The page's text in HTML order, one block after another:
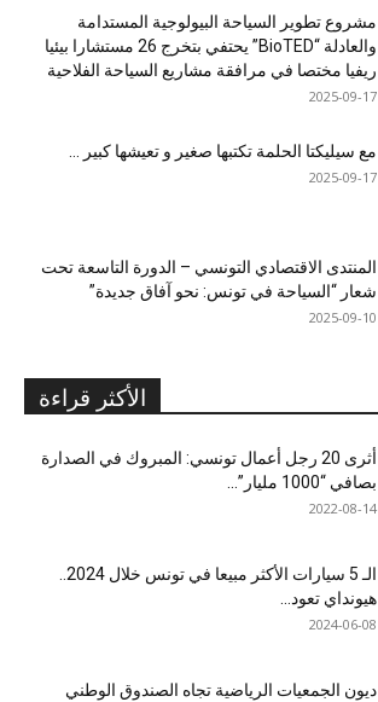
مشروع تطوير السياحة البيولوجية المستدامة
والعادلة “BioTED” يحتفي بتخرج 26 مستشارا بيئيا
ريفيا مختصا في مرافقة مشاريع السياحة الفلاحية
2025-09-17
مع سيليكتا الحلمة تكتبها صغير و تعيشها كبير …
2025-09-17
المنتدى الاقتصادي التونسي – الدورة التاسعة تحت
شعار “السياحة في تونس: نحو آفاق جديدة”
2025-09-10
الأكثر قراءة
أثرى 20 رجل أعمال تونسي: المبروك في الصدارة
بصافي “1000 مليار”...
2022-08-14
الـ 5 سيارات الأكثر مبيعا في تونس خلال 2024..
هيونداي تعود...
2024-06-08
ديون الجمعيات الرياضية تجاه الصندوق الوطني